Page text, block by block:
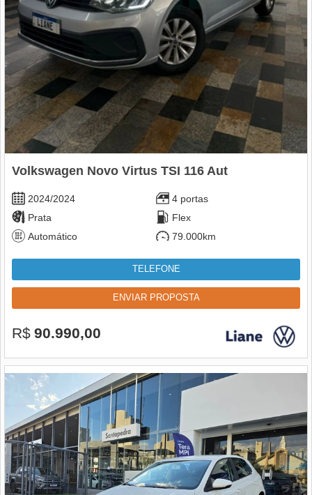
Volkswagen Novo Virtus TSI 116 Aut
2024/2024
4 portas
Prata
Flex
Automático
79.000km
TELEFONE
ENVIAR PROPOSTA
R$ 90.990,00